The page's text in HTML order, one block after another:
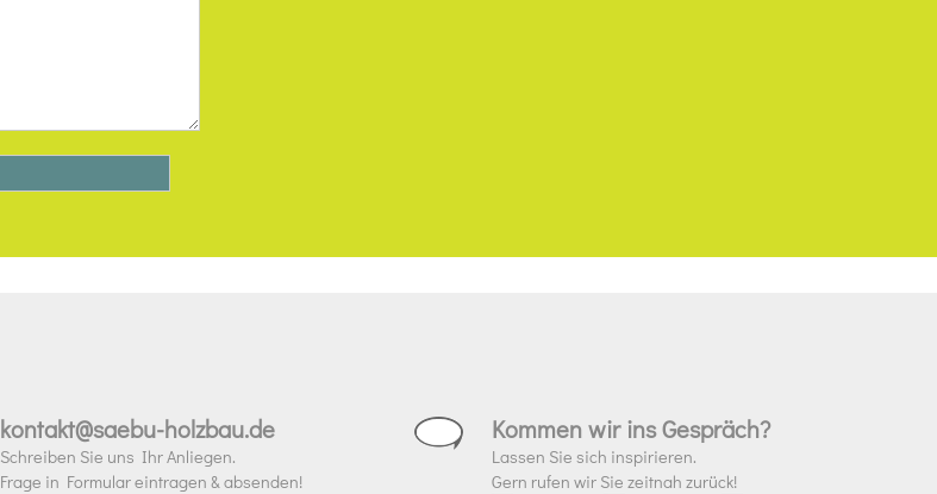
kontakt@saebu-holzbau.de
Schreiben Sie uns Ihr Anliegen.
Frage in Formular eintragen & absenden!
Kommen wir ins Gespräch?
Lassen Sie sich inspirieren.
Gern rufen wir Sie zeitnah zurück!